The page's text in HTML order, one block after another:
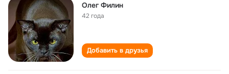
Олег Филин
42 года
Добавить в друзья